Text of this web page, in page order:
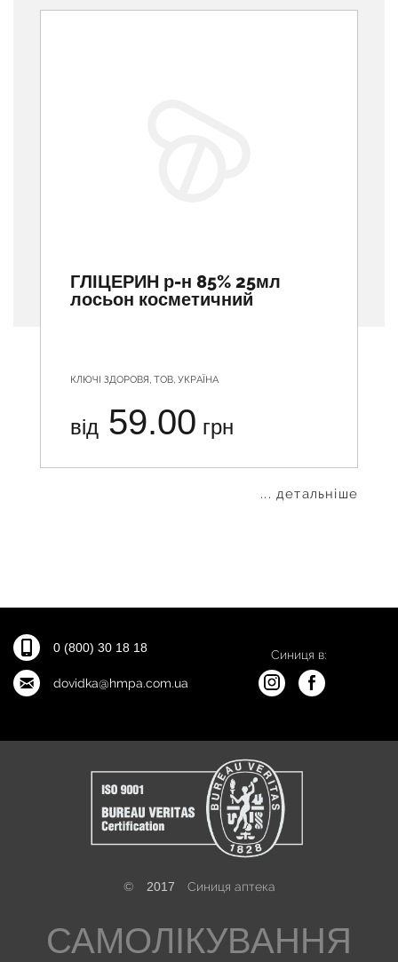
ГЛІЦЕРИН р-н 85% 25мл
лосьон косметичний
КЛЮЧІ ЗДОРОВЯ, ТОВ, УКРАЇНА
від 59.00 грн
... детальніше
0 (800) 30 18 18
dovidka@hmpa.com.ua
Синиця в:
© 2017 Синиця аптека
САМОЛІКУВАННЯ